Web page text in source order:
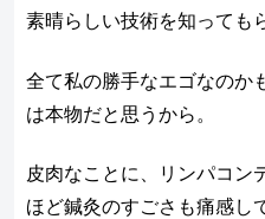
素晴らしい技術を知っても
全て私の勝手なエゴなのか
は本物だと思うから。
皮肉なことに、リンパコン
ほど鍼灸のすごさも痛感し